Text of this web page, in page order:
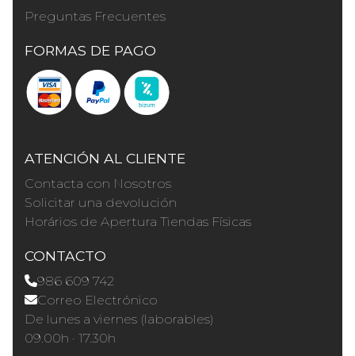
Preguntas Frecuentes
FORMAS DE PAGO
ATENCIÓN AL CLIENTE
Contacta con Nosotros
Solicitar una devolución
Horários de Apertura Tiendas Físicas
CONTACTO
986 609 742
Correo Electrónico
De lunes a viernes (laborables)
09.00h · 17.30h